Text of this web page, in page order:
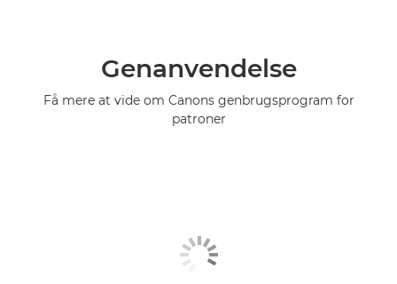
Genanvendelse
Få mere at vide om Canons genbrugsprogram for
patroner